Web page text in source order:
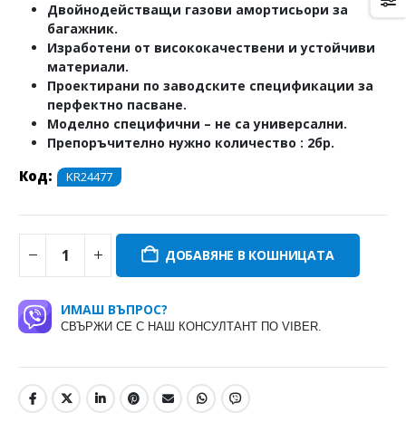
Двойнодействащи газови амортисьори за
багажник.
Изработени от висококачествени и устойчиви
материали.
Проектирани по заводските спецификации за
перфектно пасване.
Моделно специфични – не са универсални.
Препоръчително нужно количество : 2бр.
Код: KR24477
ДОБАВЯНЕ В КОШНИЦАТА
ИМАШ ВЪПРОС?
СВЪРЖИ СЕ С НАШ КОНСУЛТАНТ ПО VIBER.